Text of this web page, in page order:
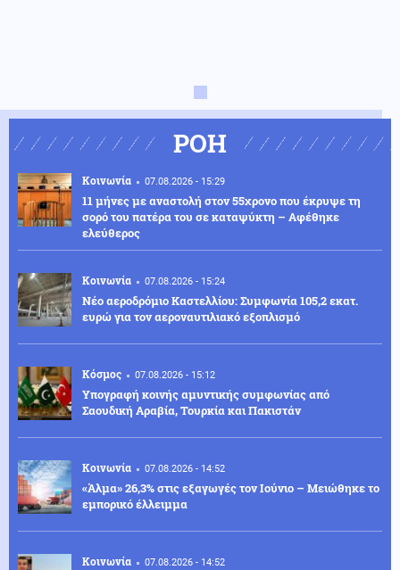
ΡΟΗ
Κοινωνία 07.08.2026 - 15:29
11 μήνες με αναστολή στον 55χρονο που έκρυψε τη
σορό του πατέρα του σε καταψύκτη – Αφέθηκε
ελεύθερος
Κοινωνία 07.08.2026 - 15:24
Νέο αεροδρόμιο Καστελλίου: Συμφωνία 105,2 εκατ.
ευρώ για τον αεροναυτιλιακό εξοπλισμό
Κόσμος 07.08.2026 - 15:12
Υπογραφή κοινής αμυντικής συμφωνίας από
Σαουδική Αραβία, Τουρκία και Πακιστάν
Κοινωνία 07.08.2026 - 14:52
«Άλμα» 26,3% στις εξαγωγές τον Ιούνιο – Μειώθηκε το
εμπορικό έλλειμμα
Κοινωνία 07.08.2026 - 14:52